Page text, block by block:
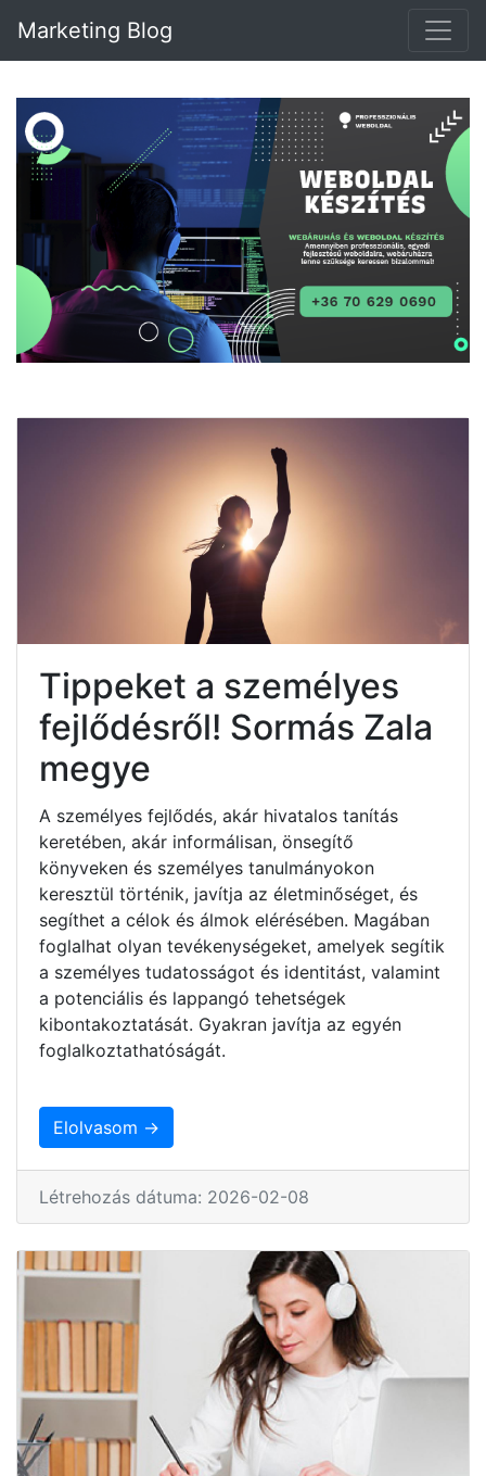
Marketing Blog
Tippeket a személyes
fejlődésről! Sormás Zala
megye
A személyes fejlődés, akár hivatalos tanítás
keretében, akár informálisan, önsegítő
könyveken és személyes tanulmányokon
keresztül történik, javítja az életminőséget, és
segíthet a célok és álmok elérésében. Magában
foglalhat olyan tevékenységeket, amelyek segítik
a személyes tudatosságot és identitást, valamint
a potenciális és lappangó tehetségek
kibontakoztatását. Gyakran javítja az egyén
foglalkoztathatóságát.
Elolvasom →
Létrehozás dátuma: 2026-02-08